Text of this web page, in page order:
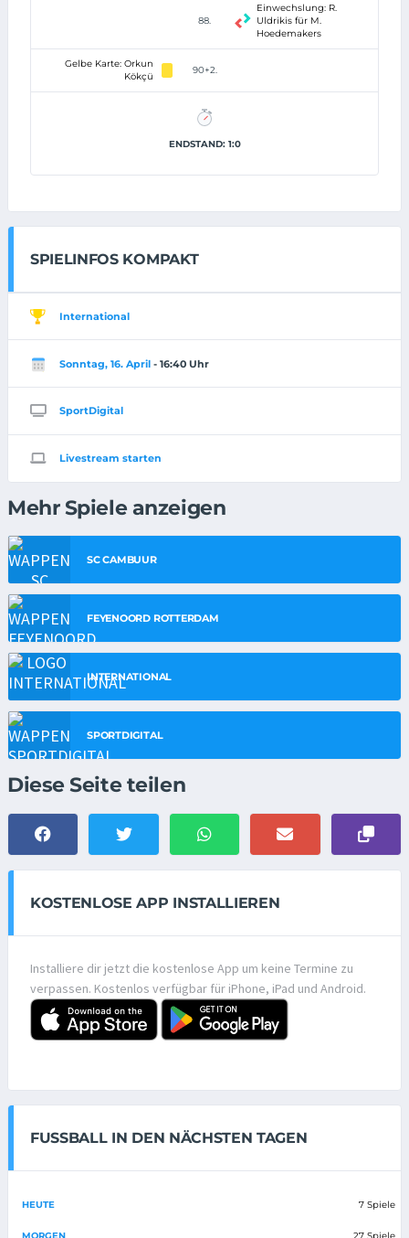
88.
Einwechslung: R.
Uldrikis für M.
Hoedemakers
Gelbe Karte: Orkun
Kökçü
90+2.
ENDSTAND: 1:0
SPIELINFOS KOMPAKT
International
Sonntag, 16. April - 16:40 Uhr
SportDigital
Livestream starten
Mehr Spiele anzeigen
SC CAMBUUR
FEYENOORD ROTTERDAM
INTERNATIONAL
SPORTDIGITAL
Diese Seite teilen
KOSTENLOSE APP INSTALLIEREN
Installiere dir jetzt die kostenlose App um keine Termine zu
verpassen. Kostenlos verfügbar für iPhone, iPad und Android.
FUSSBALL IN DEN NÄCHSTEN TAGEN
HEUTE 7 Spiele